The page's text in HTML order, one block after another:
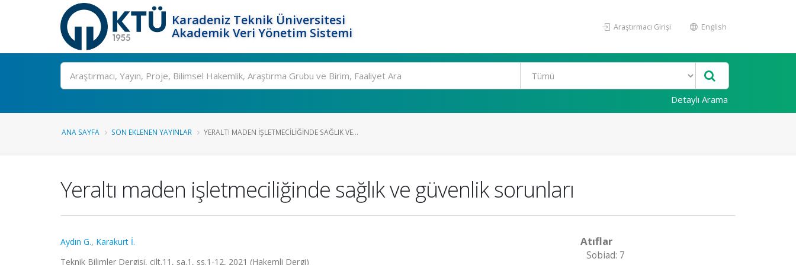
Karadeniz Teknik Üniversitesi
Akademik Veri Yönetim Sistemi
Araştırmacı Girişi English
Ara
Detaylı Arama
ANA SAYFA SON EKLENEN YAYINLAR YERALTI MADEN IŞLETMECILIĞINDE SAĞLIK VE...
Yeraltı maden işletmeciliğinde sağlık ve güvenlik sorunları
Aydın G., Karakurt İ.
Teknik Bilimler Dergisi, cilt.11, sa.1, ss.1-12, 2021 (Hakemli Dergi)
Atıflar
Sobiad: 7